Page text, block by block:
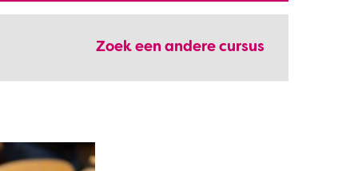
Zoek een andere cursus